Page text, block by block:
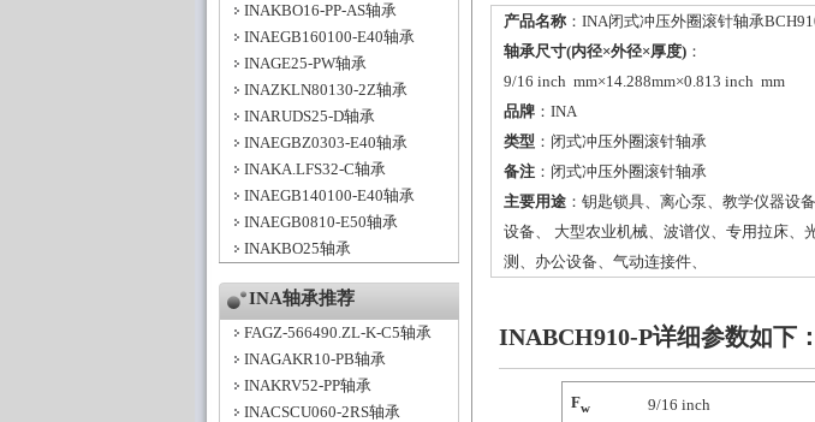
INAKBO16-PP-AS轴承
INAEGB160100-E40轴承
INAGE25-PW轴承
INAZKLN80130-2Z轴承
INARUDS25-D轴承
INAEGBZ0303-E40轴承
INAKA.LFS32-C轴承
INAEGB140100-E40轴承
INAEGB0810-E50轴承
INAKBO25轴承
INA轴承推荐
FAGZ-566490.ZL-K-C5轴承
INAGAKR10-PB轴承
INAKRV52-PP轴承
INACSCU060-2RS轴承
产品名称 ：INA闭式冲压外圈滚针轴承
轴承尺寸(内径×外径×厚度) ：
9/16 inch mm×14.288mm×0.813 inch mm
品牌 ： INA
类型 ： 闭式冲压外圈滚针轴承
备注 ：闭式冲压外圈滚针轴承
主要用途 ：钥匙锁具、离心泵、教学仪器设
设备、 大型农业机械、波谱仪、专用拉床、
测、办公设备、气动连接件、
INABCH910-P详细参数如下：
Fw 9/16 inch